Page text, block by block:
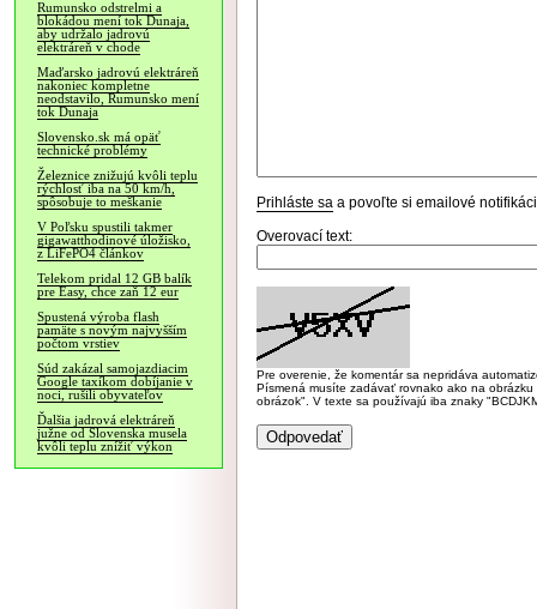
Rumunsko odstrelmi a
blokádou mení tok Dunaja,
aby udržalo jadrovú
elektráreň v chode
Maďarsko jadrovú elektráreň
nakoniec kompletne
neodstavilo, Rumunsko mení
tok Dunaja
Slovensko.sk má opäť
technické problémy
Železnice znižujú kvôli teplu
rýchlosť iba na 50 km/h,
spôsobuje to meškanie
V Poľsku spustili takmer
gigawatthodinové úložisko,
z LiFePO4 článkov
Telekom pridal 12 GB balík
pre Easy, chce zaň 12 eur
Spustená výroba flash
pamäte s novým najvyšším
počtom vrstiev
Súd zakázal samojazdiacim
Google taxíkom dobíjanie v
noci, rušili obyvateľov
Ďalšia jadrová elektráreň
južne od Slovenska musela
kvôli teplu znížiť výkon
Prihláste sa a povoľte si emailové
Overovací text:
Pre overenie, že komentár sa nepridáva
Písmená musíte zadávať rovnako ako na
obrázok". V texte sa používajú iba znaky